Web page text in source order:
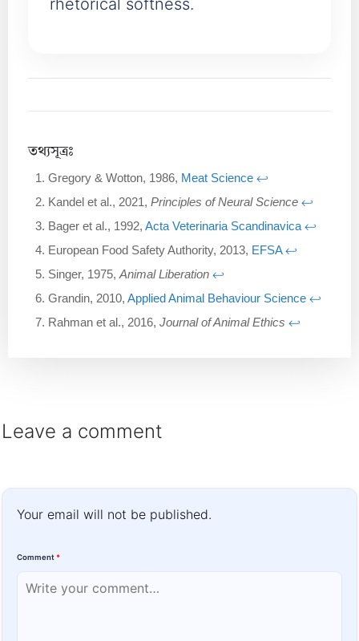
rhetorical softness.
তথ্যসূত্রঃ
Gregory & Wotton, 1986, Meat Science ↩︎
Kandel et al., 2021, Principles of Neural Science ↩︎
Bager et al., 1992, Acta Veterinaria Scandinavica ↩︎
European Food Safety Authority, 2013, EFSA ↩︎
Singer, 1975, Animal Liberation ↩︎
Grandin, 2010, Applied Animal Behaviour Science ↩︎
Rahman et al., 2016, Journal of Animal Ethics ↩︎
Leave a comment
Your email will not be published.
Comment *